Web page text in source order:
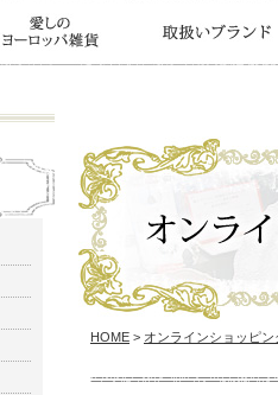
HOME > オンラインショッピン